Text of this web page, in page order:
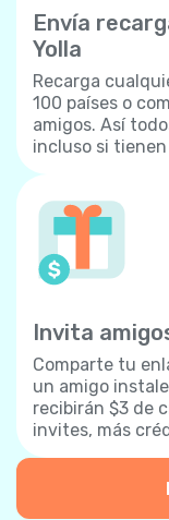
Envía
Yolla
Recarga
100 países o
amigos. Así
incluso si tienen
Invita
Comparte tu
un amigo
recibirán $3 de
invites, más